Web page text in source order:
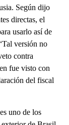
Según dijo
directas, el
usarlo así de
versión no
contra
fue visto con
del fiscal
uno de los